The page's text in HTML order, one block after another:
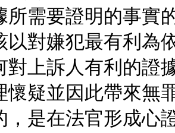
所需要證明的事實
以對嫌犯最有利為
對上訴人有利的證
懷疑並因此帶來無
，是在法官形成心